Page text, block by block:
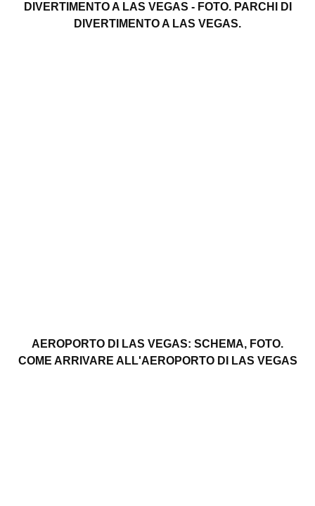
DIVERTIMENTO A LAS VEGAS - FOTO. PARCHI DI
DIVERTIMENTO A LAS VEGAS.
AEROPORTO DI LAS VEGAS: SCHEMA, FOTO.
COME ARRIVARE ALL'AEROPORTO DI LAS VEGAS